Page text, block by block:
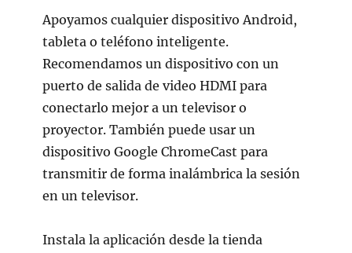
Apoyamos cualquier dispositivo Android,
tableta o teléfono inteligente.
Recomendamos un dispositivo con un
puerto de salida de video HDMI para
conectarlo mejor a un televisor o
proyector. También puede usar un
dispositivo Google ChromeCast para
transmitir de forma inalámbrica la sesión
en un televisor.
Instala la aplicación desde la tienda